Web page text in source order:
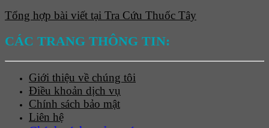
Tổng hợp bài viết tại Tra Cứu Thuốc Tây
CÁC TRANG THÔNG TIN:
Giới thiệu về chúng tôi
Điều khoản dịch vụ
Chính sách bảo mật
Liên hệ